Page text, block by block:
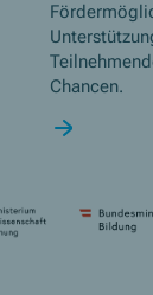
Chancen.